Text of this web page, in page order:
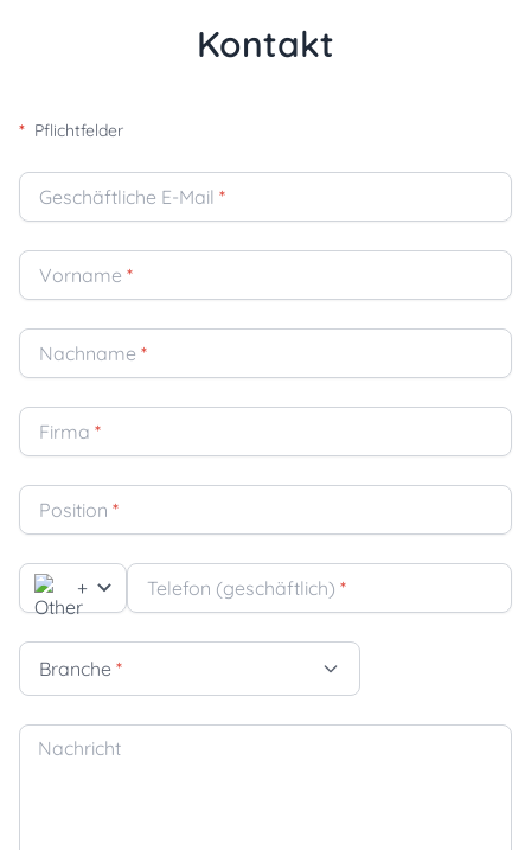
Kontakt
* Pflichtfelder
Geschäftliche E-Mail *
Vorname *
Nachname *
Firma *
Position *
+ Telefon (geschäftlich) *
Branche *
Nachricht